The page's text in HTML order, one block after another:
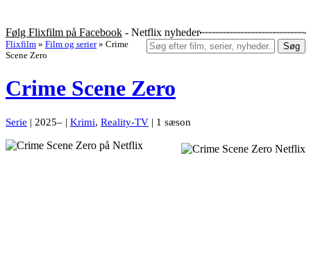
Følg Flixfilm på Facebook - Netflix nyheder
Søg
Flixfilm » Film og serier » Crime
Scene Zero
Crime Scene Zero
Serie | 2025– | Krimi, Reality-TV | 1 sæson